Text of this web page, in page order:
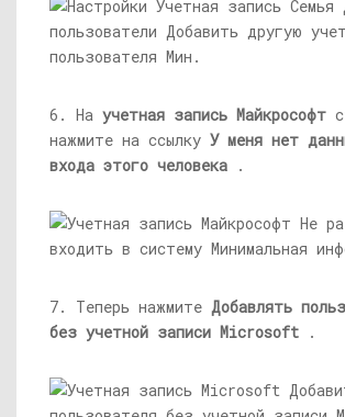
6. На учетная запись Майкрософт
нажмите на ссылку У меня нет
входа этого человека .
7. Теперь нажмите Добавлять
без учетной записи Microsoft .